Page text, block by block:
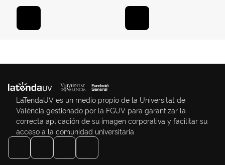
LaTendaUV es un medio propio de la Universitat de
València gestionado por la FGUV para garantizar la
correcta aplicación de su imagen corporativa y facilitar su
acceso a la comunidad universitaria